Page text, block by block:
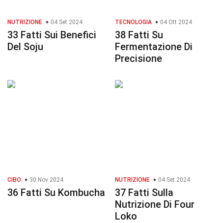
NUTRIZIONE 04 Set 2024
33 Fatti Sui Benefici
Del Soju
TECNOLOGIA 04 Ott 2024
38 Fatti Su
Fermentazione Di
Precisione
CIBO 30 Nov 2024
36 Fatti Su Kombucha
NUTRIZIONE 04 Set 2024
37 Fatti Sulla
Nutrizione Di Four
Loko